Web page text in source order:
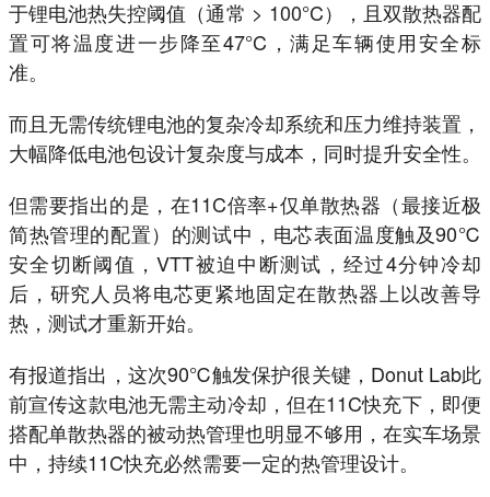
于锂电池热失控阈值（通常 > 100°C），且双散热器配
置可将温度进一步降至47°C，满足车辆使用安全标
准。
而且无需传统锂电池的复杂冷却系统和压力维持装置，
大幅降低电池包设计复杂度与成本，同时提升安全性。
但需要指出的是，在11C倍率+仅单散热器（最接近极
简热管理的配置）的测试中，电芯表面温度触及90℃
安全切断阈值，VTT被迫中断测试，经过4分钟冷却
后，研究人员将电芯更紧地固定在散热器上以改善导
热，测试才重新开始。
有报道指出，这次90℃触发保护很关键，Donut Lab此
前宣传这款电池无需主动冷却，但在11C快充下，即便
搭配单散热器的被动热管理也明显不够用，在实车场景
中，持续11C快充必然需要一定的热管理设计。